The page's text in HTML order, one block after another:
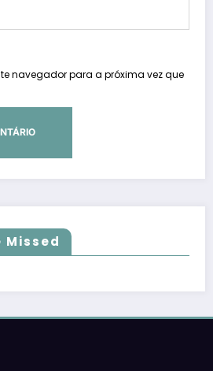
navegador para a próxima vez que
Missed